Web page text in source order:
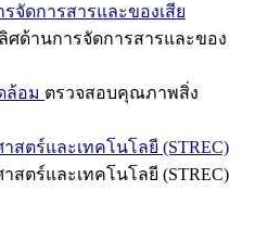
จัดการสารและของเสีย
ศด้านการจัดการสารและของ
ล้อม ตรวจสอบคุณภาพสิ่ง
สตร์และเทคโนโลยี (STREC)
สตร์และเทคโนโลยี (STREC)